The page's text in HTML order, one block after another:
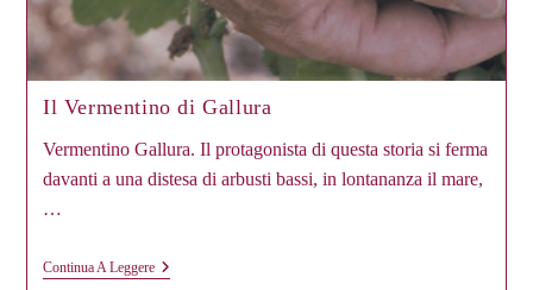
Il Vermentino di Gallura
Vermentino Gallura. Il protagonista di questa storia si ferma
davanti a una distesa di arbusti bassi, in lontananza il mare,
…
Continua A LeggereIl